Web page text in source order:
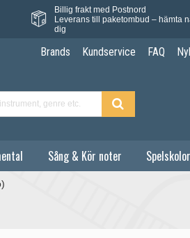
Billig frakt med Postnord
Leverans till paketombud – hämta
dig
Brands Kundservice FAQ
Sång & Kör noter Spelskolor